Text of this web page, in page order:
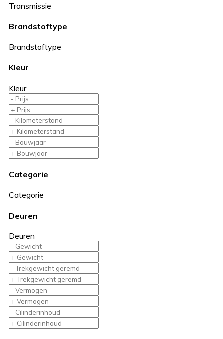
Transmissie
Brandstoftype
Brandstoftype
Kleur
Kleur
Categorie
Categorie
Deuren
Deuren